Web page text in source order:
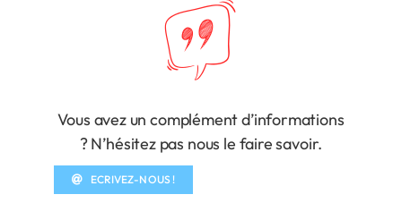
Vous avez un complément d’informations
? N’hésitez pas nous le faire savoir.
ECRIVEZ-NOUS !